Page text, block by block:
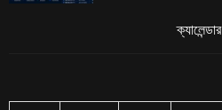
ক্যালেন্ডার